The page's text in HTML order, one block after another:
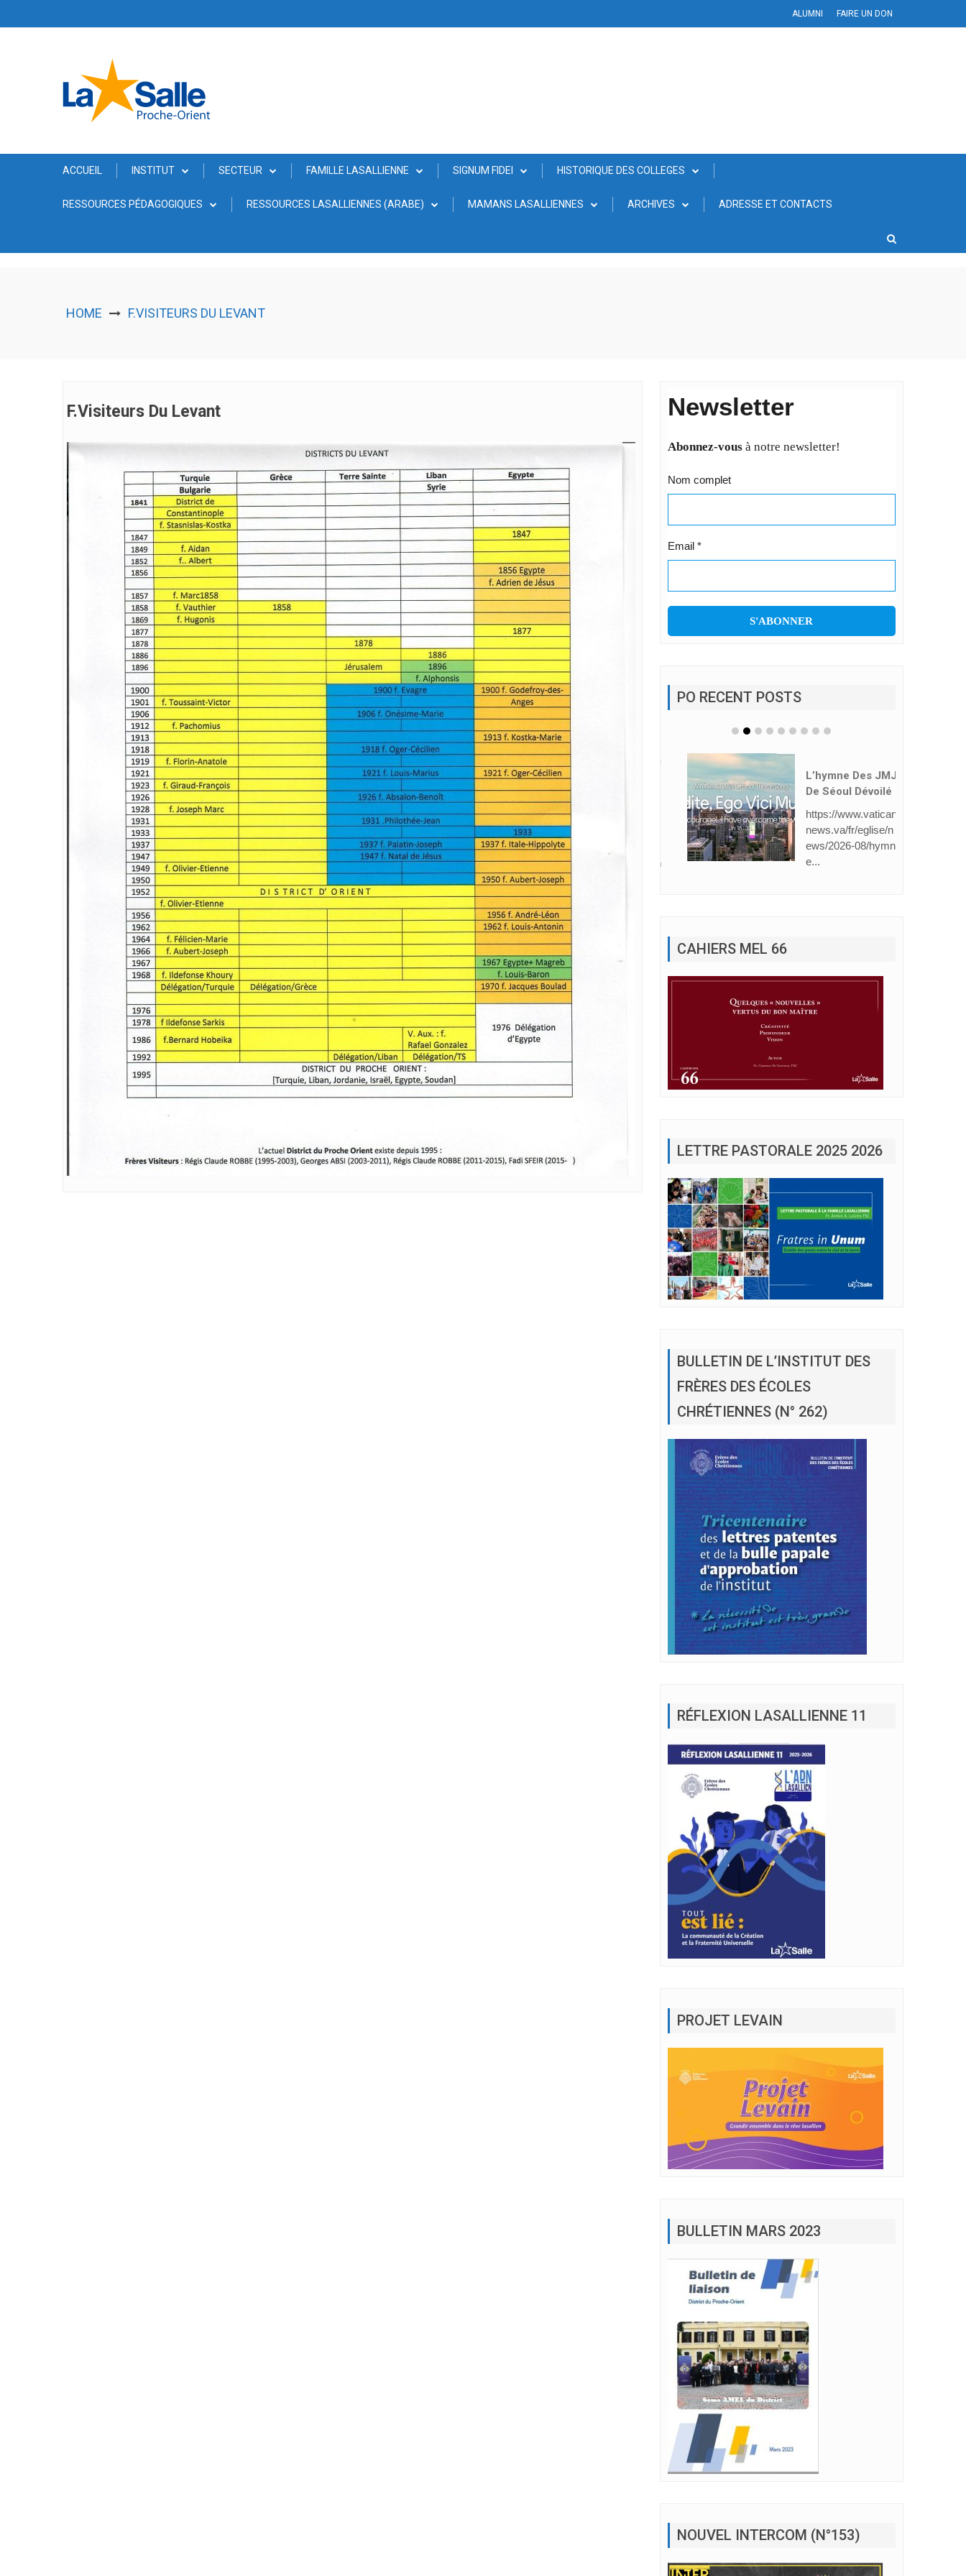
ALUMNI FAIRE UN DON
ACCUEIL INSTITUT SECTEUR FAMILLE LASALLIENNE SIGNUM FIDEI HISTORIQUE DES COLLEGES
RESSOURCES PÉDAGOGIQUES RESSOURCES LASALLIENNES (ARABE) MAMANS LASALLIENNES ARCHIVES ADRESSE ET CONTACTS
HOME F.VISITEURS DU LEVANT
F.Visiteurs Du Levant Newsletter
Abonnez-vousà notre newsletter!
Nom complet
Email *
PO RECENT POSTS
De Séoul Dévoilé
news.va/fr/eglise/n
ews/2026-08/hymn
e...
FRÈRES DES ÉCOLES
CHRÉTIENNES (N° 262)